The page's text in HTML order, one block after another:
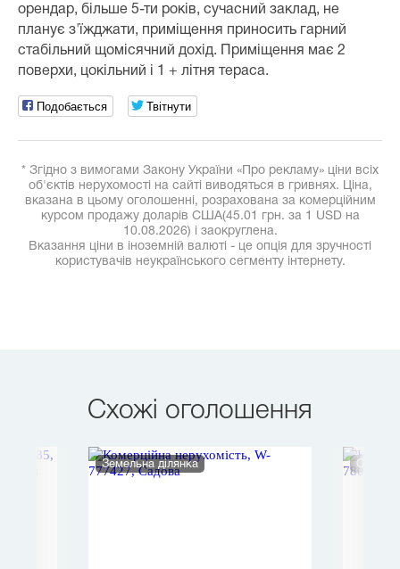
орендар, більше 5-ти років, сучасний заклад, не
планує з'їжджати, приміщення приносить гарний
стабільний щомісячний дохід. Приміщення має 2
поверхи, цокільний і 1 + літня тераса.
Подобається Твітнути
* Згідно з вимогами Закону України «Про рекламу» ціни всіх
об'єктів нерухомості на сайті виводяться в гривнях. Ціна,
вказана в цьому оголошенні, розрахована за комерційним
курсом продажу доларів США(45.01 грн. за 1 USD на
10.08.2026) і заокруглена.
Вказання ціни в іноземній валюті - це опція для зручності
користувачів неукраїнського сегменту інтернету.
Схожі оголошення
Земельна ділянка Офіс